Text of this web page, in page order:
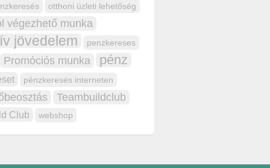
otthoni üzleti lehetőség
végezhető munka
jövedelem penzkereses
Promóciós munka pénz
pénzkeresés interneten
Teambuildclub
Club webshop